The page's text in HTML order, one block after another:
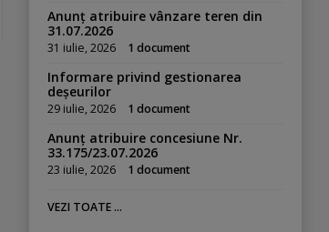
Anunț atribuire vânzare teren din
31.07.2026
31 iulie, 2026 1 document
Informare privind gestionarea
deșeurilor
29 iulie, 2026 1 document
Anunț atribuire concesiune Nr.
33.175/23.07.2026
23 iulie, 2026 1 document
VEZI TOATE ...